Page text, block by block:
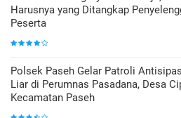
Harusnya yang Ditangkap
Peserta
Polsek Paseh Gelar Patroli
Liar di Perumnas Pasadana, Desa
Kecamatan Paseh